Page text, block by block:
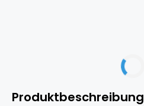
Produktbeschreibung